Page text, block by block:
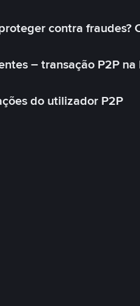
contra fraudes?
– transação P2P na
do utilizador P2P